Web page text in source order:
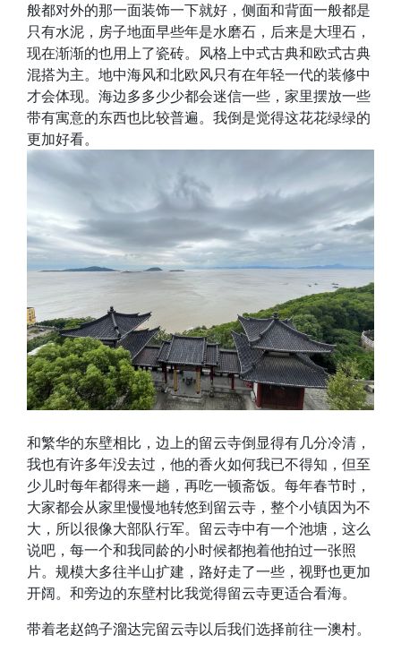
般都对外的那一面装饰一下就好，侧面和背面一般都是
只有水泥，房子地面早些年是水磨石，后来是大理石，
现在渐渐的也用上了瓷砖。风格上中式古典和欧式古典
混搭为主。地中海风和北欧风只有在年轻一代的装修中
才会体现。海边多多少少都会迷信一些，家里摆放一些
带有寓意的东西也比较普遍。我倒是觉得这花花绿绿的
更加好看。
和繁华的东壁相比，边上的留云寺倒显得有几分冷清，
我也有许多年没去过，他的香火如何我已不得知，但至
少儿时每年都得来一趟，再吃一顿斋饭。每年春节时，
大家都会从家里慢慢地转悠到留云寺，整个小镇因为不
大，所以很像大部队行军。留云寺中有一个池塘，这么
说吧，每一个和我同龄的小时候都抱着他拍过一张照
片。规模大多往半山扩建，路好走了一些，视野也更加
开阔。和旁边的东壁村比我觉得留云寺更适合看海。
带着老赵鸽子溜达完留云寺以后我们选择前往一澳村。